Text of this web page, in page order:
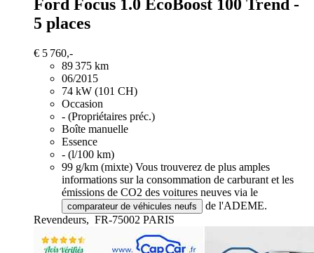
Ford Focus 1.0 EcoBoost 100 Trend -
5 places
€ 5 760,-
89 375 km
06/2015
74 kW (101 CH)
Occasion
- (Propriétaires préc.)
Boîte manuelle
Essence
- (l/100 km)
99 g/km (mixte) Vous trouverez de plus amples
informations sur la consommation de carburant et les
émissions de CO2 des voitures neuves via le
comparateur de véhicules neufs
de l'ADEME.
Revendeurs, FR-75002 PARIS